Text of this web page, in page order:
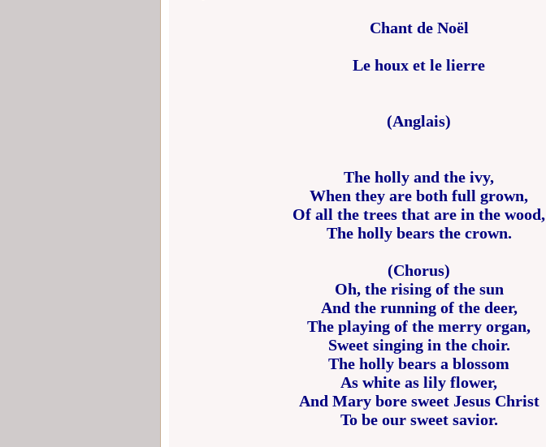
Chant de Noël
Le houx et le lierre
(Anglais)
The holly and the ivy,
When they are both full grown,
Of all the trees that are in the wood,
The holly bears the crown.
(Chorus)
Oh, the rising of the sun
And the running of the deer,
The playing of the merry organ,
Sweet singing in the choir.
The holly bears a blossom
As white as lily flower,
And Mary bore sweet Jesus Christ
To be our sweet savior.